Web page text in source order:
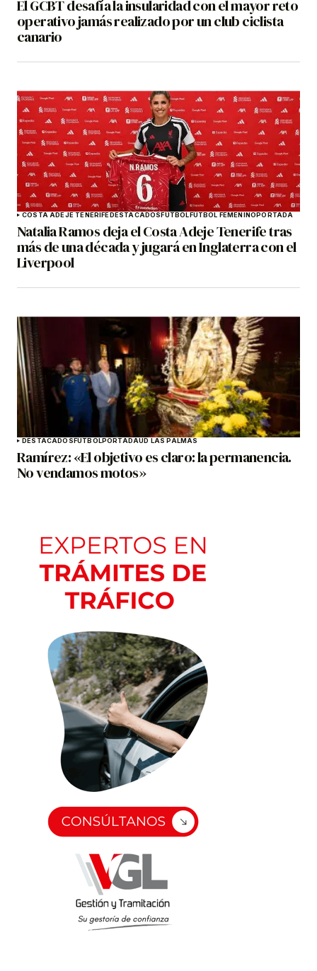
El GCBT desafía la insularidad con el mayor reto
operativo jamás realizado por un club ciclista
canario
COSTA ADEJE TENERIFE DESTACADOS FÚTBOL FÚTBOL FEMENINO PORTADA
Natalia Ramos deja el Costa Adeje Tenerife tras
más de una década y jugará en Inglaterra con el
Liverpool
DESTACADOS FÚTBOLPORTADAUD LAS PALMAS
Ramírez: «El objetivo es claro: la permanencia.
No vendamos motos»